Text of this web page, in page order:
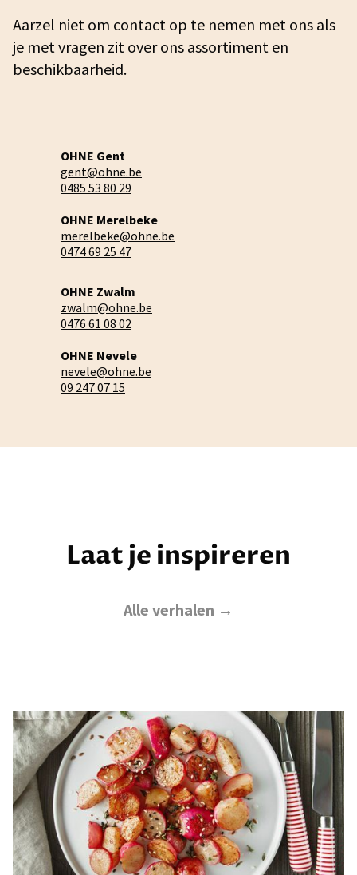
Aarzel niet om contact op te nemen met ons als
je met vragen zit over ons assortiment en
beschikbaarheid.
OHNE Gent
gent@ohne.be
0485 53 80 29
OHNE Merelbeke
merelbeke@ohne.be
0474 69 25 47
OHNE Zwalm
zwalm@ohne.be
0476 61 08 02
OHNE Nevele
nevele@ohne.be
09 247 07 15
Laat je inspireren
Alle verhalen →